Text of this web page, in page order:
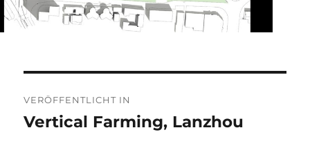
VERÖFFENTLICHT IN
Vertical Farming, Lanzhou